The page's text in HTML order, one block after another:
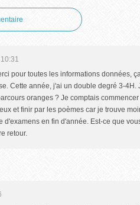
pour toutes les informations données,
Cette année, j'ai un double degré 3-4H.
oranges ? Je comptais
et finir par les poèmes car je trouve
d'examens en fin d'année. Est-ce que
retour.